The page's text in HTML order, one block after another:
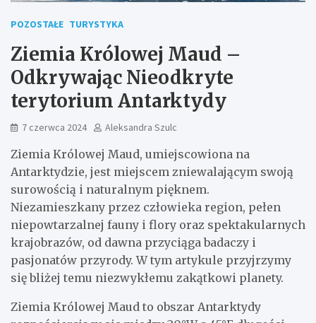
POZOSTAŁE TURYSTYKA
Ziemia Królowej Maud –
Odkrywając Nieodkryte
terytorium Antarktydy
7 czerwca 2024 Aleksandra Szulc
Ziemia Królowej Maud, umiejscowiona na
Antarktydzie, jest miejscem zniewalającym swoją
surowością i naturalnym pięknem.
Niezamieszkany przez człowieka region, pełen
niepowtarzalnej fauny i flory oraz spektakularnych
krajobrazów, od dawna przyciąga badaczy i
pasjonatów przyrody. W tym artykule przyjrzymy
się bliżej temu niezwykłemu zakątkowi planety.
Ziemia Królowej Maud to obszar Antarktydy